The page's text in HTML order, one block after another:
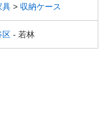
具 > 収納ケース
区 - 若林